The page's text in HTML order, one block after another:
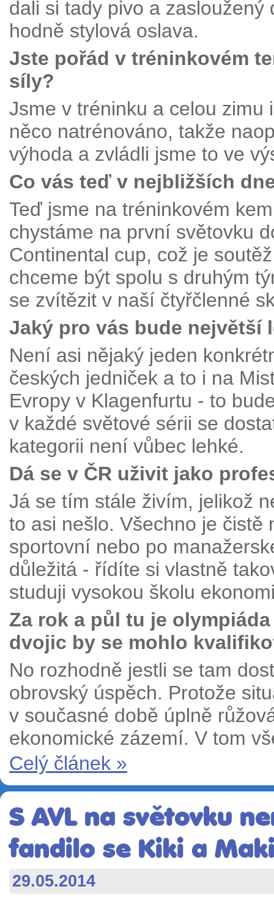
dali si tady pivo a
hodně stylová oslava.
Jste pořád v tréninkovém
síly?
Jsme v tréninku a celou
něco natrénováno, takže
výhoda a zvládli jsme to ve
Co vás teď v nejbližších
Teď jsme na tréninkovém
chystáme na první světovku
Continental cup, což je
chceme být spolu s druhým
se zvítězit v naší čtyřčlenné
Jaký pro vás bude největší
Není asi nějaký jeden
českých jedniček a to i na
Evropy v Klagenfurtu - to
v každé světové sérii se
kategorii není vůbec lehké.
Dá se v ČR uživit jako
Já se tím stále živím, jelikož
to asi nešlo. Všechno je
sportovní nebo po
důležitá - řídíte si vlastně
studuji vysokou školu
Za rok a půl tu je
dvojic by se mohlo
No rozhodně jestli se tam
obrovský úspěch. Protože
v současné době úplně
ekonomické zázemí. V tom
Celý článek »
S AVL na světovku
fandilo se Kiki a
29.05.2014